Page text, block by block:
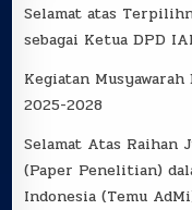
Selamat atas
sebagai Ketua DPD
Kegiatan
2025-2028
Selamat Atas Raihan
(Paper Penelitian)
Indonesia (Temu